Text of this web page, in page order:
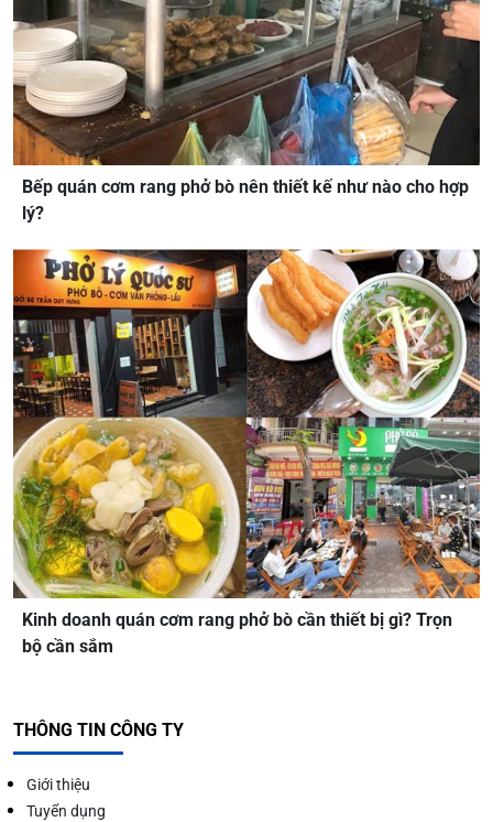
Bếp quán cơm rang phở bò nên thiết kế như nào cho hợp
lý?
Kinh doanh quán cơm rang phở bò cần thiết bị gì? Trọn
bộ cần sắm
THÔNG TIN CÔNG TY
Giới thiệu
Tuyển dụng